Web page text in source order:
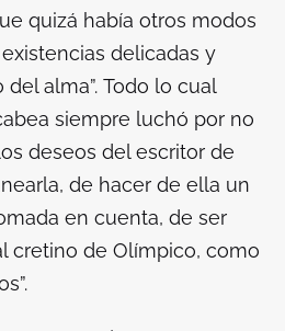
quizá había otros modos
delicadas y
alma”. Todo lo cual
siempre luchó por no
deseos del escritor de
de hacer de ella un
en cuenta, de ser
cretino de Olímpico, como